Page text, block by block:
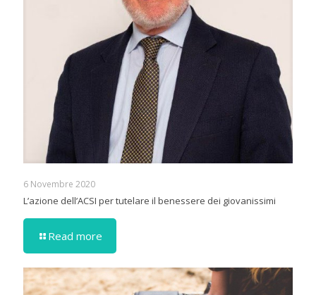
6 Novembre 2020
L’azione dell’ACSI per tutelare il benessere dei giovanissimi
Read more